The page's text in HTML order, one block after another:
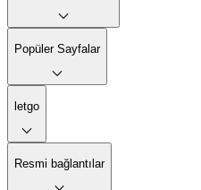
Popüler Sayfalar
letgo
Resmi bağlantılar